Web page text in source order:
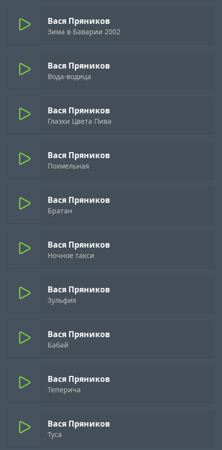
Вася Пряников
Зима в Баварии 2002
Вася Пряников
Вода-водица
Вася Пряников
Глазки Цвета Пива
Вася Пряников
Похмельная
Вася Пряников
Братан
Вася Пряников
Ночное такси
Вася Пряников
Зульфия
Вася Пряников
Бабай
Вася Пряников
Теперича
Вася Пряников
Туса